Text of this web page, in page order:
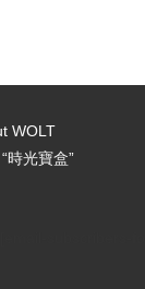
WOLT
時光寶盒”